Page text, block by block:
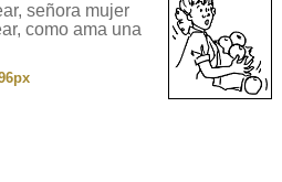
señora mujer
como ama una